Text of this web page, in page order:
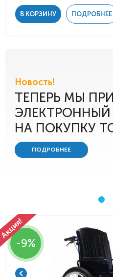
В КОРЗИНУ ПОДРОБНЕЕ
Новость!
ТЕПЕРЬ МЫ
НА ПОКУПКУ
ПОДРОБНЕЕ
-9%